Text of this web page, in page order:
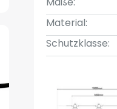
Material:
Schutzklasse: